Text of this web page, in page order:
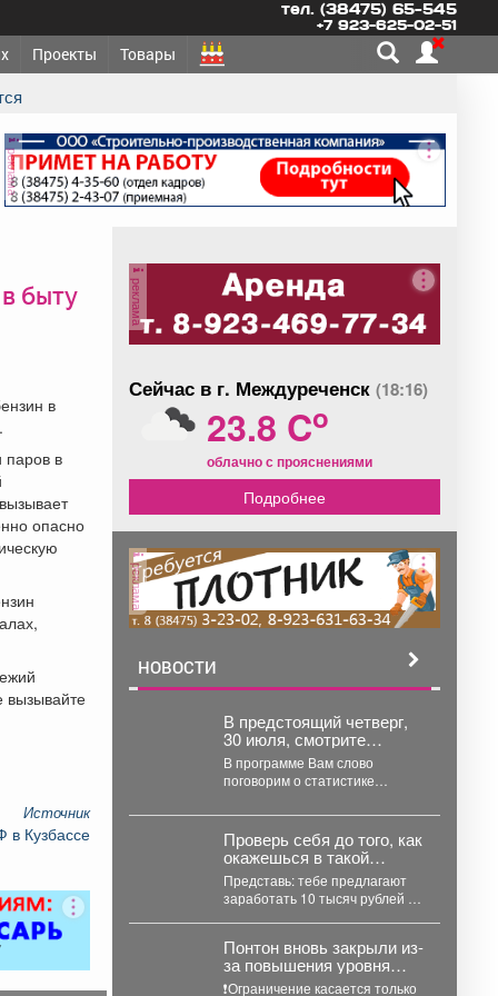
тел. (38475) 65-545
+7 923-625-02-51
Проекты Товары
реклама
быту
в
паров в
опасно
вызывайте
Источник
в Кузбассе
реклама
Сейчас в г. Междуреченск (18:16)
23.8 Co
облачно с прояснениями
Подробнее
реклама
НОВОСТИ
В предстоящий четверг,
30 июля, смотрите
интервью с Эдуардом
Колгановым,
начальником 9 пожарно-
спасательного отряда.
В программе Вам слово
поговорим о статистике
Междуреченского
муниципального округа и их...
Проверь себя до того, как
окажешься в такой
ситуации
Представь: тебе предлагают
заработать 10 тысяч рублей за
Понтон вновь закрыли из-
за повышения уровня
воды.
❗️Ограничение касается только